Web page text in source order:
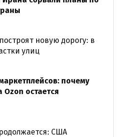
новую дорогу: в
улиц
почему
остается
США